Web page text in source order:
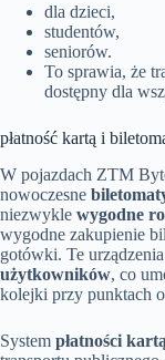
dla dzieci,
studentów,
seniorów.
To sprawia, że
dostępny dla
płatność kartą i
W pojazdach ZTM
nowoczesne
niezwykle wygodne
wygodne zakupienie
gotówki. Te
użytkowników, co
kolejki przy punktach
System płatności kartą